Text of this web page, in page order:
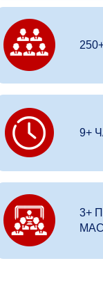
9+
3+